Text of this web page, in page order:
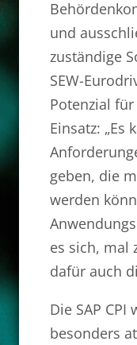
und
zuständige
SEW-
Potenzial
Einsatz: „Es
geben, die
werden
es sich, mal
dafür auch
Die SAP
besonders